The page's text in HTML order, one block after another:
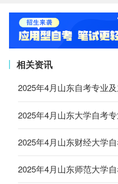
相关资讯
2025年4月山东自考专业
2025年4月山东大学自考
2025年4月山东财经大学
2025年4月山东师范大学